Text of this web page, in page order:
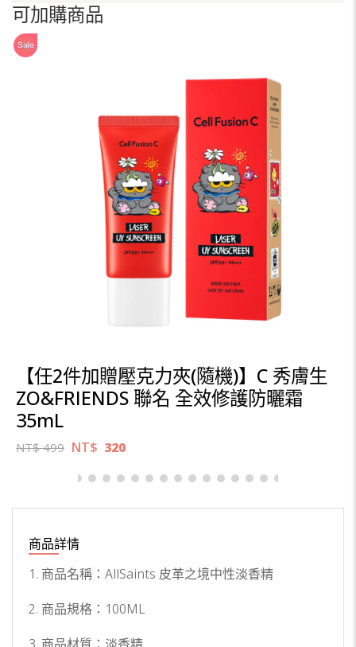
可加購商品
【任2件加贈壓克力夾(隨機)】C 秀膚生
ZO&FRIENDS 聯名 全效修護防曬霜
35mL
NT$499 NT$ 320
商品詳情
1. 商品名稱：AllSaints 皮革之境中性淡香精
2. 商品規格：100ML